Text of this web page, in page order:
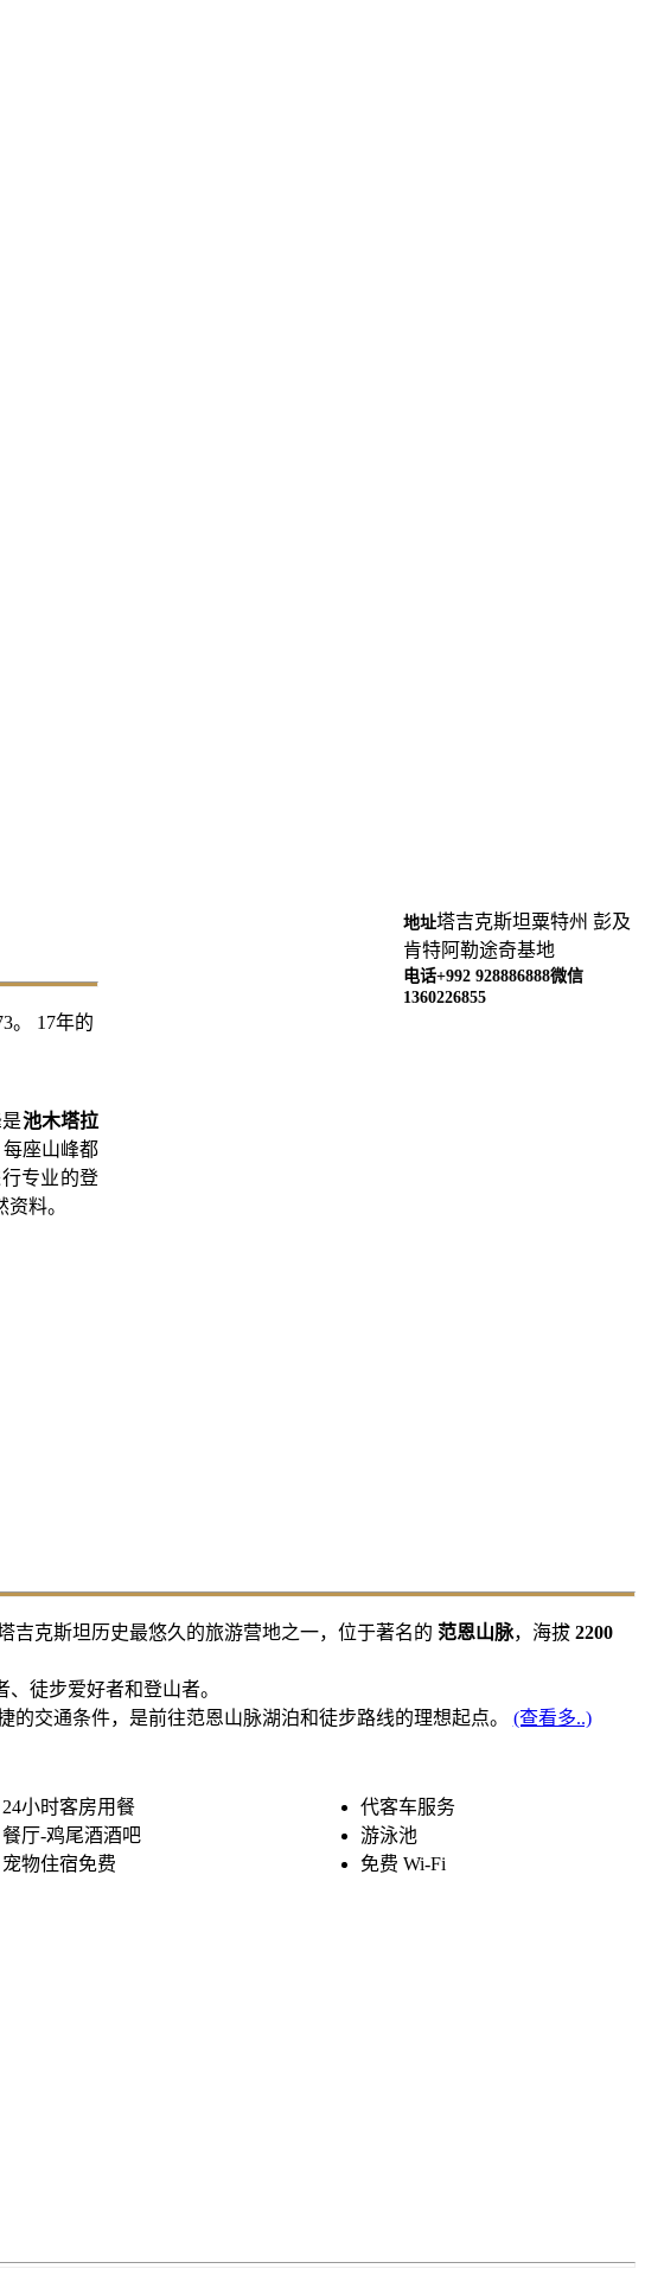
。 17年的
池木塔拉
座山峰都
专业的登
料。
地址塔吉克斯坦粟特州 彭及
肯特阿勒途奇基地
电话+992 928886888微信
1360226855
吉克斯坦历史最悠久的旅游营地之一，位于著名的 范恩山脉，海拔 2200
徒步爱好者和登山者。
的交通条件，是前往范恩山脉湖泊和徒步路线的理想起点。 (查看多..)
24小时客房用餐
餐厅-鸡尾酒酒吧
宠物住宿免费
代客车服务
游泳池
免费 Wi-Fi